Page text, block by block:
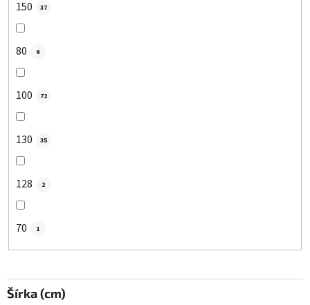
150 37
80 6
100 72
130 35
128 2
70 1
Šírka (cm)